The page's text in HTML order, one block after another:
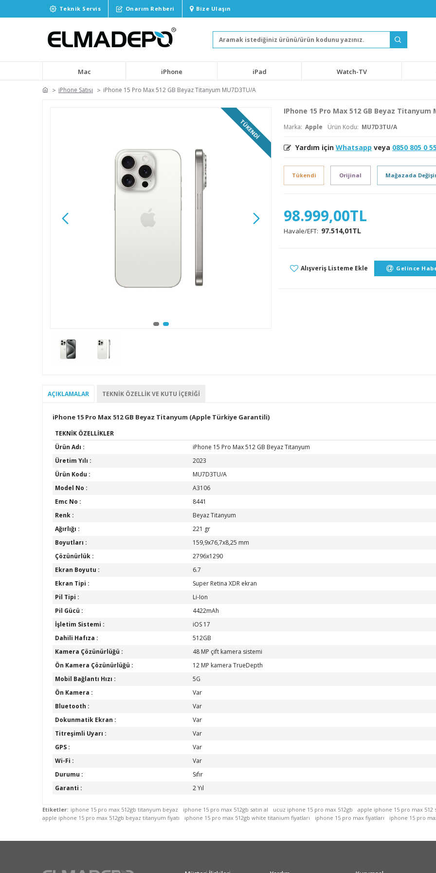
Teknik Servis Onarım Rehberi Bize Ulaşın
Mac iPhone iPad Watch-TV
iPhone Satışı iPhone 15 Pro Max 512 GB Beyaz Titanyum MU7D3TU/A
TÜKENDI
IPhone 15 Pro Max 512 GB Beyaz Titanyum
98.999,00TL
Havale/EFT: 97.514,01TL
Marka: Apple Ürün Kodu: MU7D3TU/A
Yardım içinWhatsapp veya 0850 805 0
Tükendi Orijinal Mağazada
Alışveriş Listeme Ekle Gelince
AÇIKLAMALAR TEKNIK ÖZELLIK VE KUTU İÇERIĞI
iPhone 15 Pro Max 512 GB Beyaz Titanyum (Apple Türkiye Garantili)
TEKNIK ÖZELLIKLER
Ürün Adı :
iPhone 15 Pro Max 512 GB Beyaz Titanyum
Üretim Yılı :
2023
Ürün Kodu :
MU7D3TU/A
Model No :
A3106
Emc No :
8441
Renk :
Beyaz Titanyum
Ağırlığı :
221 gr
Boyutları :
159,9x76,7x8,25 mm
Çözünürlük :
2796x1290
Ekran Boyutu :
6.7
Ekran Tipi :
Super Retina XDR ekran
Pil Tipi :
Li-Ion
Pil Gücü :
4422mAh
İşletim Sistemi :
iOS 17
Dahili Hafıza :
512GB
Kamera Çözünürlüğü :
48 MP çift kamera sistemi
Ön Kamera Çözünürlüğü :
12 MP kamera TrueDepth
Mobil Bağlantı Hızı :
5G
Ön Kamera :
Var
Bluetooth :
Var
Dokunmatik Ekran :
Var
Titreşimli Uyarı :
Var
GPS :
Var
Wi-Fi :
Var
Durumu :
Sıfır
Garanti :
2 Yıl
Etiketler: iphone 15 pro max 512gb titanyum beyaz iphone 15 pro max 512gb satın al ucuz iphone 15 pro max 512gb apple iphone 15 pro max 512
apple iphone 15 pro max 512gb beyaz titanyum fiyatı
iphone 15 pro max 512gb white titanium fiyatları iphone 15 pro max fiyatları iphone 15 pro